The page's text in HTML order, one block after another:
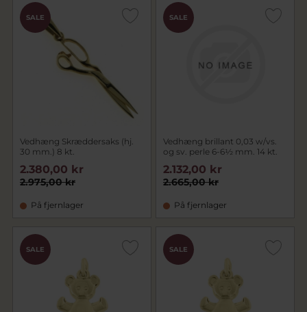
SALE
Vedhæng Skræddersaks (hj.
30 mm.) 8 kt.
2.975,00 kr
2.380,00 kr
På fjernlager
SALE
Vedhæng brillant 0,03 w/vs.
og sv. perle 6-6½ mm. 14 kt.
2.665,00 kr
2.132,00 kr
På fjernlager
SALE SALE